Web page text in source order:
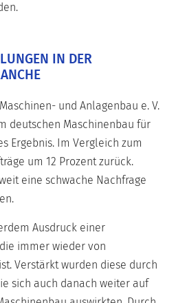
IN DER
und Anlagenbau e. V.
deutschen Maschinenbau für
Ergebnis. Im Vergleich zum
um 12 Prozent zurück.
eine schwache Nachfrage
Ausdruck einer
immer wieder von
Verstärkt wurden diese durch
sich auch danach weiter auf